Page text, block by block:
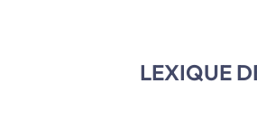
LEXIQUE